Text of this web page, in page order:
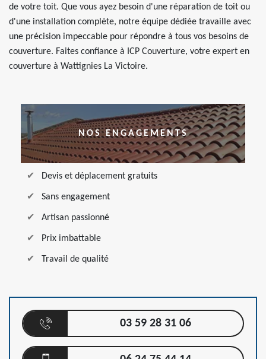
de votre toit. Que vous ayez besoin d'une réparation de toit ou
d'une installation complète, notre équipe dédiée travaille avec
une précision impeccable pour répondre à tous vos besoins de
couverture. Faites confiance à ICP Couverture, votre expert en
couverture à Wattignies La Victoire.
NOS ENGAGEMENTS
Devis et déplacement gratuits
Sans engagement
Artisan passionné
Prix imbattable
Travail de qualité
03 59 28 31 06